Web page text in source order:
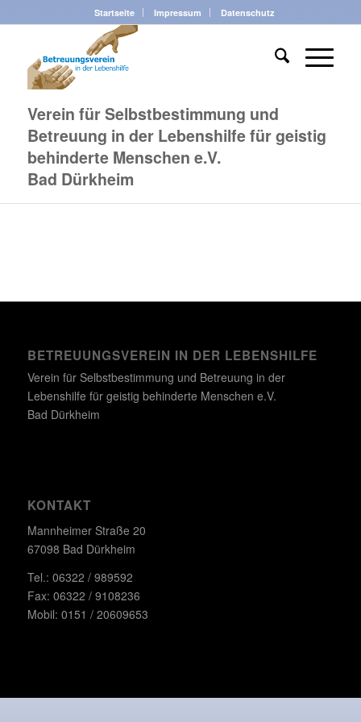
Startseite Impressum Datenschutz
Verein für Selbstbestimmung und
Betreuung in der Lebenshilfe für geistig
behinderte Menschen e.V.
Bad Dürkheim
BETREUUNGSVEREIN IN DER LEBENSHILFE
Verein für Selbstbestimmung und Betreuung in der
Lebenshilfe für geistig behinderte Menschen e.V.
Bad Dürkheim
KONTAKT
Mannheimer Straße 20
67098 Bad Dürkheim
Tel.: 06322 / 989592
Fax: 06322 / 9108236
Mobil: 0151 / 20609653